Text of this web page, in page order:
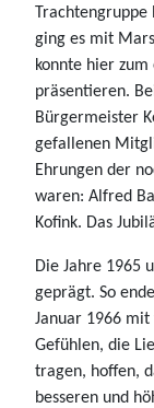
Trachtengruppe
ging es mit
konnte hier
präsentieren.
Bürgermeister
gefallenen
Ehrungen der
waren: Alfred
Kofink. Das
Die Jahre 1965
geprägt. So
Januar 1966
Gefühlen, die
tragen, hoffen,
besseren und